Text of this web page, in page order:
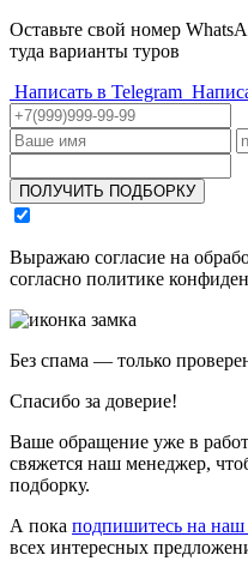
Оставьте свой номер
туда варианты туров
Написать в Telegram
ПОЛУЧИТЬ ПОДБОРКУ
Выражаю согласие на
согласно политике
Без спама — только
Спасибо за доверие!
Ваше обращение уже в
свяжется наш менеджер,
подборку.
А пока подпишитесь на
всех интересных